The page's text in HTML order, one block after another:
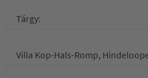
Tárgy:
Villa Kop-Hals-Romp,